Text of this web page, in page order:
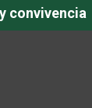
convivencia